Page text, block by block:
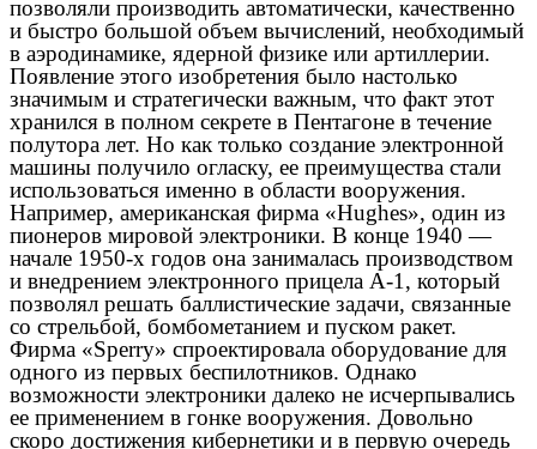
позволяли производить автоматически, качественно
и быстро большой объем вычислений, необходимый
в аэродинамике, ядерной физике или артиллерии.
Появление этого изобретения было настолько
значимым и стратегически важным, что факт этот
хранился в полном секрете в Пентагоне в течение
полутора лет. Но как только создание электронной
машины получило огласку, ее преимущества стали
использоваться именно в области вооружения.
Например, американская фирма «Hughes», один из
пионеров мировой электроники. В конце 1940 —
начале 1950-х годов она занималась производством
и внедрением электронного прицела А-1, который
позволял решать баллистические задачи, связанные
со стрельбой, бомбометанием и пуском ракет.
Фирма «Sperry» спроектировала оборудование для
одного из первых беспилотников. Однако
возможности электроники далеко не исчерпывались
ее применением в гонке вооружения. Довольно
скоро достижения кибернетики и в первую очередь